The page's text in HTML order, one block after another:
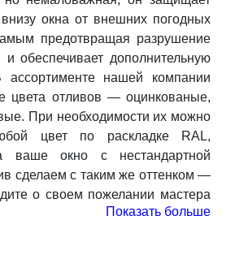
окна от внешних погодных
предотвращая разрушение
обеспечивает дополнительную
ассортименте нашей компании
цвета отливов — оцинкованые,
При необходимости их можно
цвет по раскладке RAL,
ваше окно с нестандартной
сделаем с таким же оттенком —
о своем пожелании мастера
Показать больше